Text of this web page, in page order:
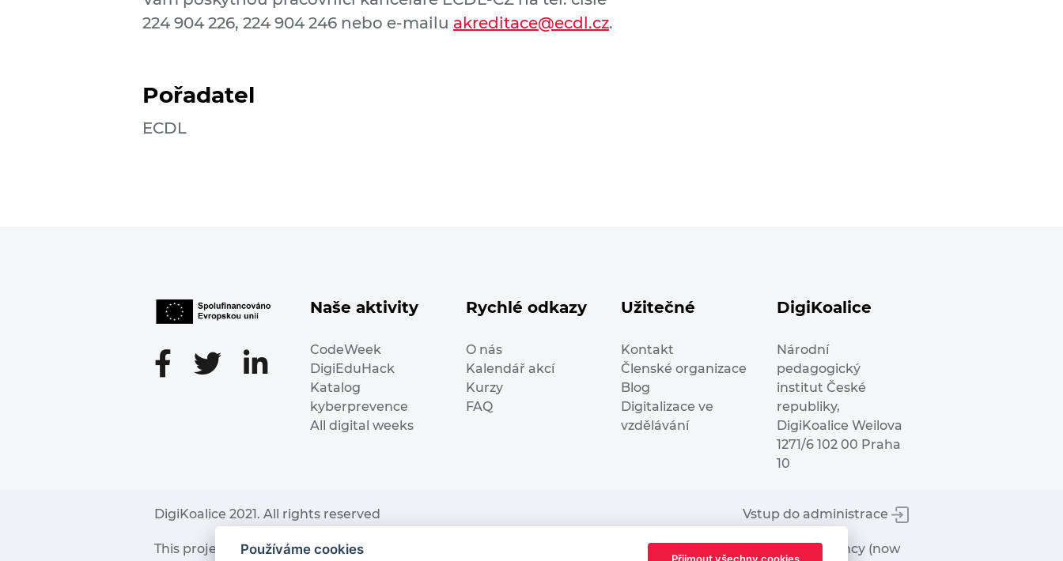
224 904 226, 224 904 246 nebo e-mailu akreditace@ecdl.cz.
Pořadatel
ECDL
Naše aktivity
CodeWeek
DigiEduHack
Katalog
kyberprevence
All digital weeks
Rychlé odkazy
O nás
Kalendář akcí
Kurzy
FAQ
Užitečné
Kontakt
Členské organizace
Blog
Digitalizace ve
vzdělávání
DigiKoalice
Národní
pedagogický
institut České
republiky,
DigiKoalice Weilova
1271/6 102 00 Praha
10
DigiKoalice 2021. All rights reserved Vstup do administrace
This project has received funding from the European Commission Innovation and Networks Executive Agency (now
Používáme cookies